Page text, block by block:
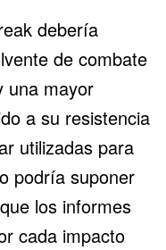
debería
de combate
una mayor
a su resistencia
utilizadas para
podría suponer
los informes
cada impacto